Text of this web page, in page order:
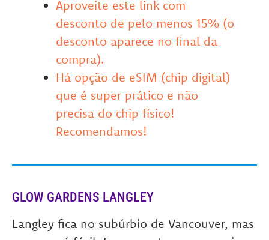
Aproveite este link com
desconto de pelo menos 15% (o
desconto aparece no final da
compra).
Há opção de eSIM (chip digital)
que é super prático e não
precisa do chip físico!
Recomendamos!
GLOW GARDENS LANGLEY
Langley fica no subúrbio de Vancouver, mas